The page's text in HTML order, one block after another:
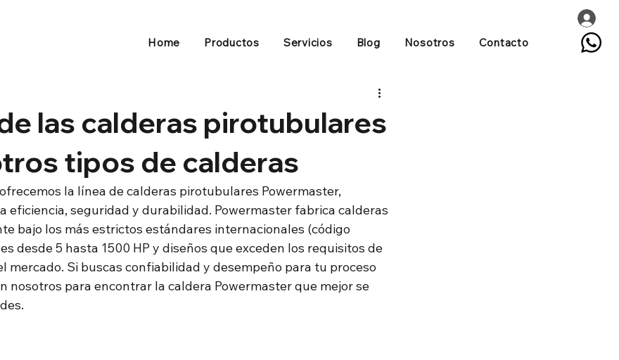
Home Productos Servicios Blog Nosotros Contacto
las calderas pirotubulares
tipos de calderas
la línea de calderas pirotubulares Powermaster,
eficiencia, seguridad y durabilidad. Powermaster fabrica calderas
bajo los más estrictos estándares internacionales (código
desde 5 hasta 1500 HP y diseños que exceden los requisitos de
mercado. Si buscas confiabilidad y desempeño para tu proceso
nosotros para encontrar la caldera Powermaster que mejor se